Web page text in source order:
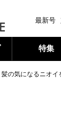
最新号
特集
髪の気になるニオ